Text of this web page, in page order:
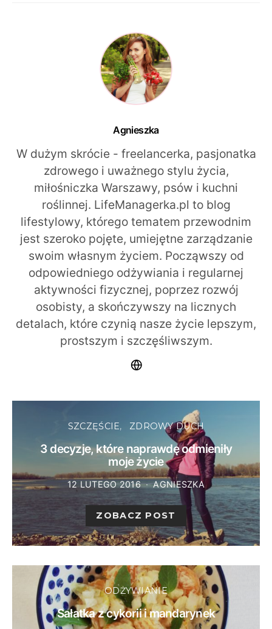
Agnieszka
W dużym skrócie - freelancerka, pasjonatka
zdrowego i uważnego stylu życia,
miłośniczka Warszawy, psów i kuchni
roślinnej. LifeManagerka.pl to blog
lifestylowy, którego tematem przewodnim
jest szeroko pojęte, umiejętne zarządzanie
swoim własnym życiem. Począwszy od
odpowiedniego odżywiania i regularnej
aktywności fizycznej, poprzez rozwój
osobisty, a skończywszy na licznych
detalach, które czynią nasze życie lepszym,
prostszym i szczęśliwszym.
SZCZĘŚCIE ZDROWY DUCH
3 decyzje, które naprawdę odmieniły
moje życie
12 LUTEGO 2016 AGNIESZKA
ZOBACZ POST
ODŻYWIANIE
Sałatka z cykorii i mandarynek